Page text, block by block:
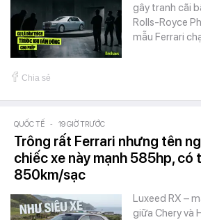
gây tranh cãi
Rolls-Royce
mẫu Ferrari
Chia sẻ
QUỐC TẾ - 19 GIỜ TRƯỚC
Trông rất Ferrari nhưng tên
chiếc xe này mạnh 585hp, có
850km/sạc
Luxeed RX –
giữa Chery và